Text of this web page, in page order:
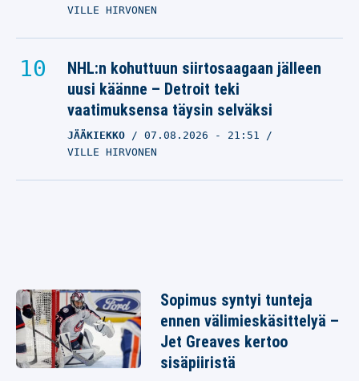
VILLE HIRVONEN
NHL:n kohuttuun siirtosaagaan jälleen
uusi käänne – Detroit teki
vaatimuksensa täysin selväksi
JÄÄKIEKKO 07.08.2026 - 21:51
VILLE HIRVONEN
Sopimus syntyi tunteja
ennen välimieskäsittelyä –
Jet Greaves kertoo
sisäpiiristä